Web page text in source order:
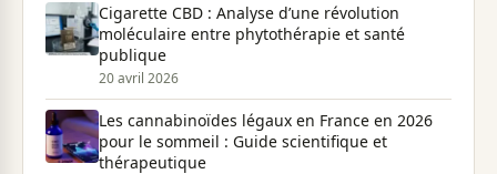
Cigarette CBD : Analyse d’une révolution
moléculaire entre phytothérapie et santé
publique
20 avril 2026
Les cannabinoïdes légaux en France en 2026
pour le sommeil : Guide scientifique et
thérapeutique